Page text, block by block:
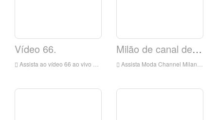
Vídeo 66.
Assista ao vídeo 66 ao vivo on-line, video 66 HD Live Streaming, vídeo 66 Assista ao vivo TV da Itália
Milão de canal de moda
Assista Moda Channel Milano ao vivo Online, Fashion Channel Milano HD Live Streaming, Fashion Channel Milano Watch TV ao vivo da Itália